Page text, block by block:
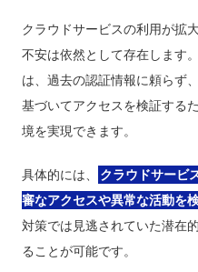
クラウドサービスの利用が拡
不安は依然として存在します
は、過去の認証情報に頼らず
基づいてアクセスを検証する
境を実現できます。
具体的には、
クラウドサービ
審なアクセスや異常な活動を
対策では見逃されていた潜在
ることが可能です。